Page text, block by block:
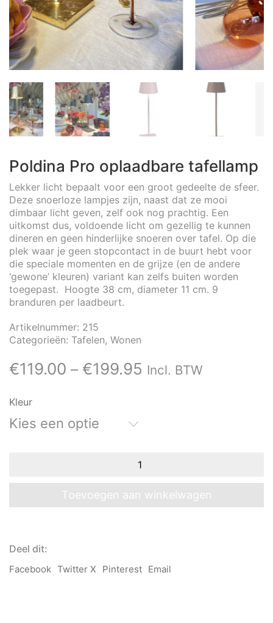
Poldina Pro oplaadbare tafellamp
Lekker licht bepaalt voor een groot gedeelte de sfeer.
Deze snoerloze lampjes zijn, naast dat ze mooi
dimbaar licht geven, zelf ook nog prachtig. Een
uitkomst dus, voldoende licht om gezellig te kunnen
dineren en geen hinderlijke snoeren over tafel. Op die
plek waar je geen stopcontact in de buurt hebt voor
die speciale momenten en de grijze (en de andere
‘gewone’ kleuren) variant kan zelfs buiten worden
toegepast. Hoogte 38 cm, diameter 11 cm. 9
branduren per laadbeurt.
Artikelnummer: 215
Categorieën: Tafelen, Wonen
€119.00 – €199.95 Incl. BTW
Kleur
Kies een optie
oplaadbare
Toevoegen aan winkelwagen
Deel dit:
Facebook Twitter X Pinterest Email